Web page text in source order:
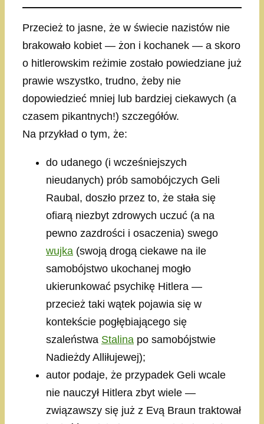
Przecież to jasne, że w świecie nazistów nie
brakowało kobiet — żon i kochanek — a skoro
o hitlerowskim reżimie zostało powiedziane już
prawie wszystko, trudno, żeby nie
dopowiedzieć mniej lub bardziej ciekawych (a
czasem pikantnych!) szczegółów.
Na przykład o tym, że:
do udanego (i wcześniejszych
nieudanych) prób samobójczych Geli
Raubal, doszło przez to, że stała się
ofiarą niezbyt zdrowych uczuć (a na
pewno zazdrości i osaczenia) swego
wujka (swoją drogą ciekawe na ile
samobójstwo ukochanej mogło
ukierunkować psychikę Hitlera —
przecież taki wątek pojawia się w
kontekście pogłębiającego się
szaleństwa Stalina po samobójstwie
Nadieżdy Alliłujewej);
autor podaje, że przypadek Geli wcale
nie nauczył Hitlera zbyt wiele —
związawszy się już z Evą Braun traktował